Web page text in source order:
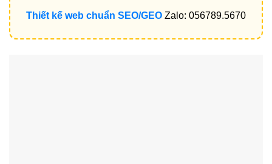
Thiết kế web chuẩn SEO/GEO Zalo: 056789.5670